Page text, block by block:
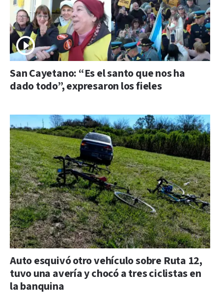
San Cayetano: “Es el santo que nos ha
dado todo”, expresaron los fieles
Auto esquivó otro vehículo sobre Ruta 12,
tuvo una avería y chocó a tres ciclistas en
la banquina